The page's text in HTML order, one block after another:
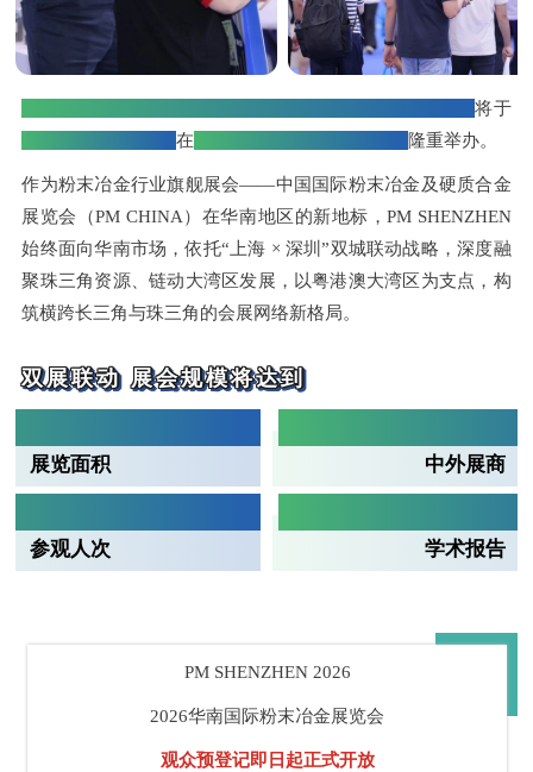
2026华南国际粉末冶金展览会（PM SHENZHEN 2026）将于
2026年10月14-16日在 隆重举办。
作为粉末冶金行业旗舰展会——中国国际粉末冶金及硬质合金
展览会（PM CHINA）在华南地区的新地标，PM SHENZHEN
始终面向华南市场，依托“上海 × 深圳”双城联动战略，深度融
聚珠三角资源、链动大湾区发展，以粤港澳大湾区为支点，构
筑横跨长三角与珠三角的会展网络新格局。
双展联动 展会规模将达到
展览面积 中外展商
参观人次 学术报告
PM SHENZHEN 2026
2026华南国际粉末冶金展览会
观众预登记即日起正式开放